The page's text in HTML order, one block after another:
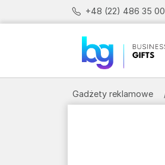
+48 (22) 486 35 00
Gadżety reklamowe